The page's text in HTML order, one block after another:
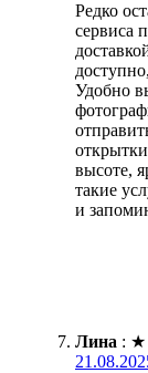
Редко
сервиса
Удобно
высоте,
такие
и
Лина : ★